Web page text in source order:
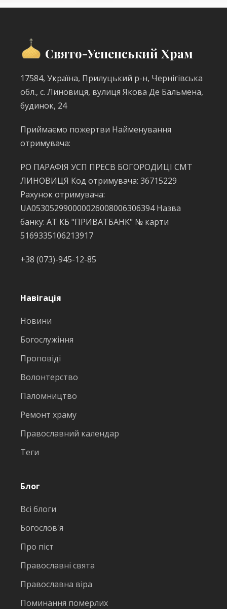
Свято-Успенський Храм
17584, Україна, Прилуцький р-н, Чернігівська
обл., с. Линовиця, вулиця Якова Де Бальмена,
будинок, 24
Приймаємо пожертви Найменування
отримувача:
РО ПАРАФІЯ УСП ПРЕСВ БОГОРОДИЦІ СМТ
ЛИНОВИЦЯ Код отримувача: 36715229
Рахунок отримувача:
UA053052990000026008006306394 Назва
банку: АТ КБ "ПРИВАТБАНК" № карти
5169335106213917
+38 (073)-945-12-85
Навігація
Новини
Богослужіння
Проповіді
Волонтерство
Паломництво
Ремонт храму
Православний календар
Теги
Блог
Всі блоги
Богослов'я
Про піст
Православні свята
Православна віра
Поминання померлих